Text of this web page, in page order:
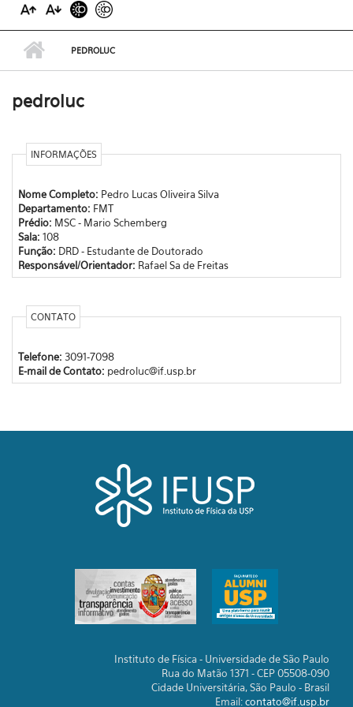
PEDROLUC
pedroluc
INFORMAÇÕES
Nome Completo: Pedro Lucas Oliveira Silva
Departamento: FMT
Prédio: MSC - Mario Schemberg
Sala: 108
Função: DRD - Estudante de Doutorado
Responsável/Orientador: Rafael Sa de Freitas
CONTATO
Telefone: 3091-7098
E-mail de Contato: pedroluc@if.usp.br
Instituto de Física - Universidade de São Paulo
Rua do Matão 1371 - CEP 05508-090
Cidade Universitária, São Paulo - Brasil
Email:contato@if.usp.br